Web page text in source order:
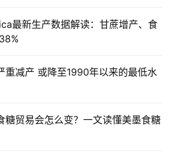
最新生产数据解读：甘蔗增产、食
重减产 或降至1990年以来的最低水
糖贸易会怎么变？一文读懂美墨食糖